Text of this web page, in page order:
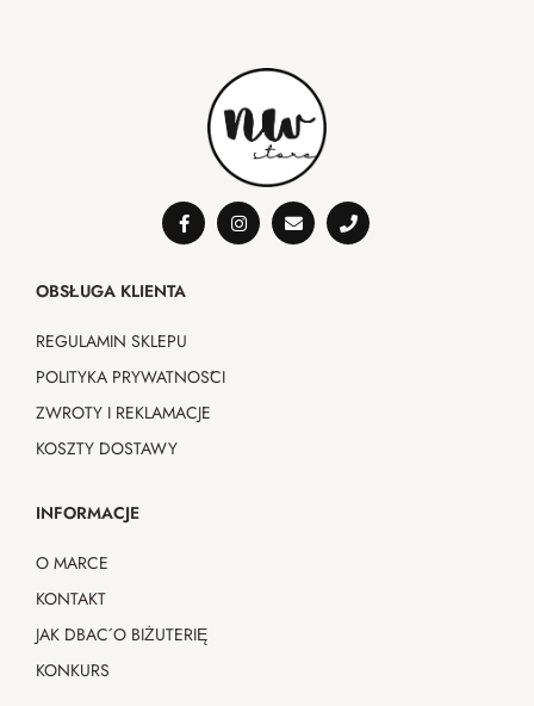
OBSŁUGA KLIENTA
REGULAMIN SKLEPU
POLITYKA PRYWATNOŚCI
ZWROTY I REKLAMACJE
KOSZTY DOSTAWY
INFORMACJE
O MARCE
KONTAKT
JAK DBAĆ O BIŻUTERIĘ
KONKURS